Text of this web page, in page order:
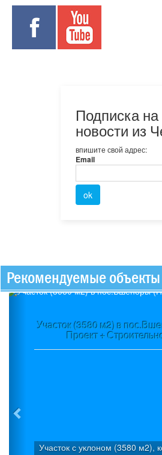
Подписка на
новости из
впишите свой адрес:
Email
Рекомендуемые объекты
Участок (3580 м2) в пос.Вшеноры
Проект + Строительное
Участок с уклоном (3580 м2),
Previous